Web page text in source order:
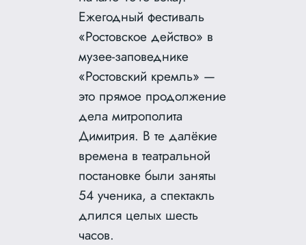
Ежегодный фестиваль
«Ростовское действо» в
музее-заповеднике
«Ростовский кремль» —
это прямое продолжение
дела митрополита
Димитрия. В те далёкие
времена в театральной
постановке были заняты
54 ученика, а спектакль
длился целых шесть
часов.